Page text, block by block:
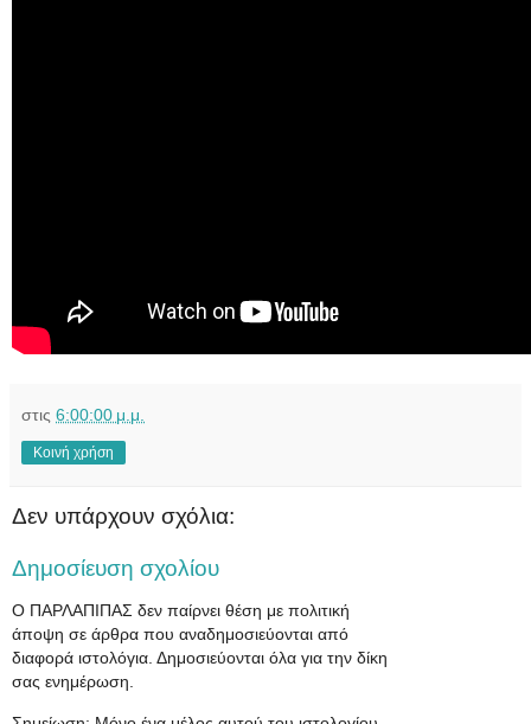
στις 6:00:00 μ.μ.
Κοινή χρήση
Δεν υπάρχουν σχόλια:
Δημοσίευση σχολίου
Ο ΠΑΡΛΑΠΙΠΑΣ δεν παίρνει θέση με πολιτική
άποψη σε άρθρα που αναδημοσιεύονται από
διαφορά ιστολόγια. Δημοσιεύονται όλα για την δίκη
σας ενημέρωση.